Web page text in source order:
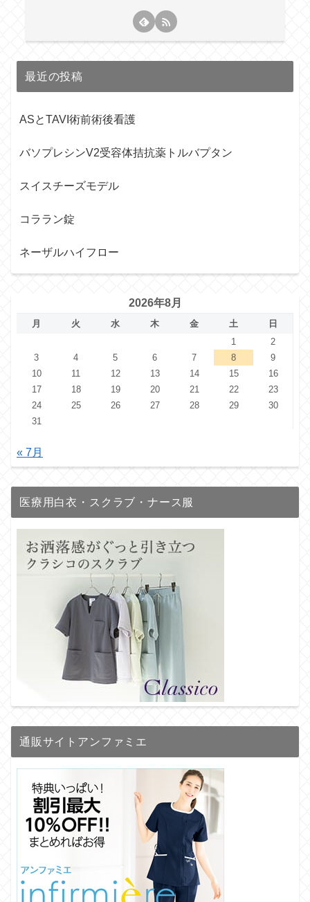
最近の投稿
ASとTAVI術前術後看護
バソプレシンV2受容体拮抗薬トルバプタン
スイスチーズモデル
コララン錠
ネーザルハイフロー
2026年8月
月 火 水 木 金 土
日
1
2
3
4 5 6 7 8
9
10
11 12 13 14 15
16
17
18 19 20 21 22
23
24
25 26 27 28 29
30
31
« 7月
医療用白衣・スクラブ・ナース服
通販サイトアンファミエ